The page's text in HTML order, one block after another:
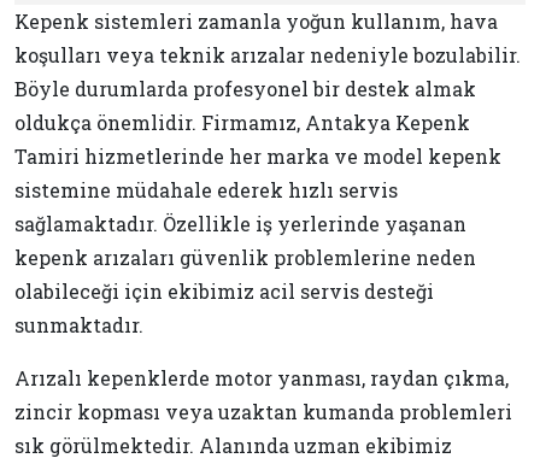
Kepenk sistemleri zamanla yoğun kullanım, hava
koşulları veya teknik arızalar nedeniyle bozulabilir.
Böyle durumlarda profesyonel bir destek almak
oldukça önemlidir. Firmamız, Antakya Kepenk
Tamiri hizmetlerinde her marka ve model kepenk
sistemine müdahale ederek hızlı servis
sağlamaktadır. Özellikle iş yerlerinde yaşanan
kepenk arızaları güvenlik problemlerine neden
olabileceği için ekibimiz acil servis desteği
sunmaktadır.
Arızalı kepenklerde motor yanması, raydan çıkma,
zincir kopması veya uzaktan kumanda problemleri
sık görülmektedir. Alanında uzman ekibimiz